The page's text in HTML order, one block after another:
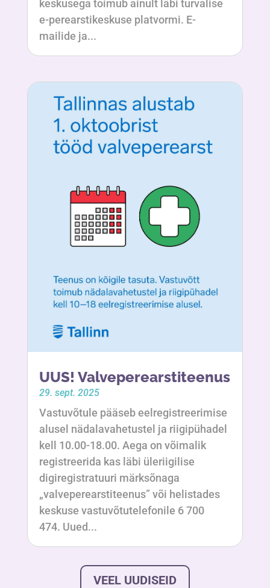
keskusega toimub ainult läbi turvalise
e-perearstikeskuse platvormi. E-
mailide ja...
UUS! Valveperearstiteenus
29. sept. 2025
Vastuvõtule pääseb eelregistreerimise
alusel nädalavahetustel ja riigipühadel
kell 10.00-18.00. Aega on võimalik
registreerida kas läbi üleriigilise
digiregistratuuri märksõnaga
„valveperearstiteenus” või helistades
keskuse vastuvõtutelefonile 6 700
474. Uued...
VEEL UUDISEID